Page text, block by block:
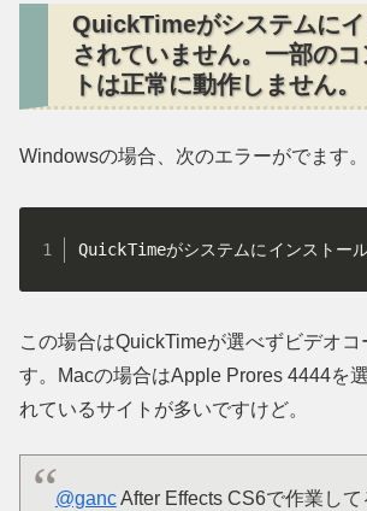
QuickTimeがシステムに
されていません。一部の
トは正常に動作しません。
Windowsの場合、次のエラーがでます。
QuickTimeがシステムにインストー
この場合はQuickTimeが選べずビデオコ
す。Macの場合はApple Prores 4444を
れているサイトが多いですけど。
@gancAfter Effects CS6で作業して